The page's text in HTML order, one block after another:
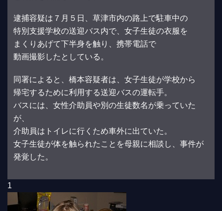
逮捕容疑は７月５日、草津市内の路上で駐車中の
特別支援学校の送迎バス内で、女子生徒の衣服を
まくりあげて下半身を触り、携帯電話で
動画撮影したとしている。
同署によると、橋本容疑者は、女子生徒が学校から
帰宅するために利用する送迎バスの運転手。
バスには、女性介助員や別の生徒数名が乗っていた
が、
介助員はトイレに行くため車外に出ていた。
女子生徒が体を触られたことを母親に相談し、事件が
発覚した。
1